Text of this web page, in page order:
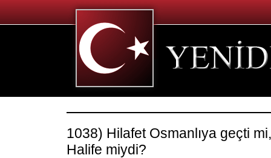
1038) Hilafet Osmanlıya geçti
Halife miydi?